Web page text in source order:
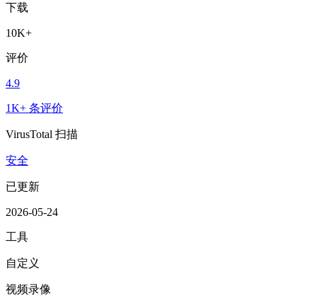
下载
10K+
评价
4.9
1K+ 条评价
VirusTotal 扫描
安全
已更新
2026-05-24
工具
自定义
视频录像